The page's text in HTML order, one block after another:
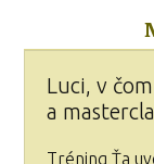
Luci, v
a
Tréning Ťa